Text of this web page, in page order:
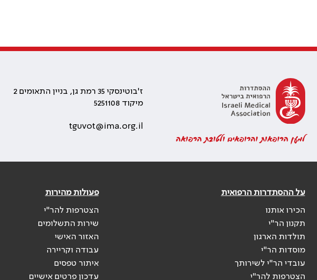
למען הרופאות והרופאים ולטובת הרפואה
ז'בוטינסקי 35 רמת גן, בניין התאומים 2
מיקוד 5251108
tguvot@ima.org.il
על ההסתדרות הרפואית
הכירו אותנו
תקנון הר"י
תולדות הארגון
מוסדות הר"י
עובדי הר"י לשירותך
הצטרפות להר"י
פעולות מהירות
הצטרפות להר"י
שירות התשלומים
האזור האישי
עבודה וקריירה
איתור טפסים
עדכון פרטים אישיים